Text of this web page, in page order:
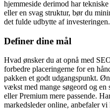
hjemmeside derimod har
eller en svag struktur, bør du
det fulde udbytte af investeringen.
Definer dine mål
Hvad ønsker du at opnå med
forbedre placeringerne for en
pakken et godt udgangspunkt.
vækst med mange søgeord og en
eller Premium mere passende.
markedsleder online, anbefaler